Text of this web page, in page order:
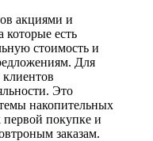
акциями и
есть
стоимость и
Для
Это
накопительных
первой покупке и
заказам.